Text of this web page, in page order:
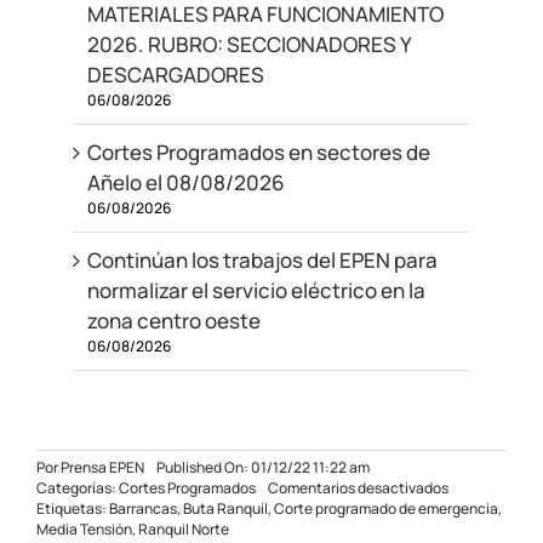
MATERIALES PARA FUNCIONAMIENTO
2026. RUBRO: SECCIONADORES Y
DESCARGADORES
06/08/2026
Cortes Programados en sectores de
Añelo el 08/08/2026
06/08/2026
Continúan los trabajos del EPEN para
normalizar el servicio eléctrico en la
zona centro oeste
06/08/2026
PorPrensa EPEN Published On: 01/12/22 11:22 am
Categorías:Cortes Programados Comentarios desactivadosen
Corte
Etiquetas:Barrancas,Buta Ranquil,Corte programado de emergencia,
Media Tensión,Ranquil Norte